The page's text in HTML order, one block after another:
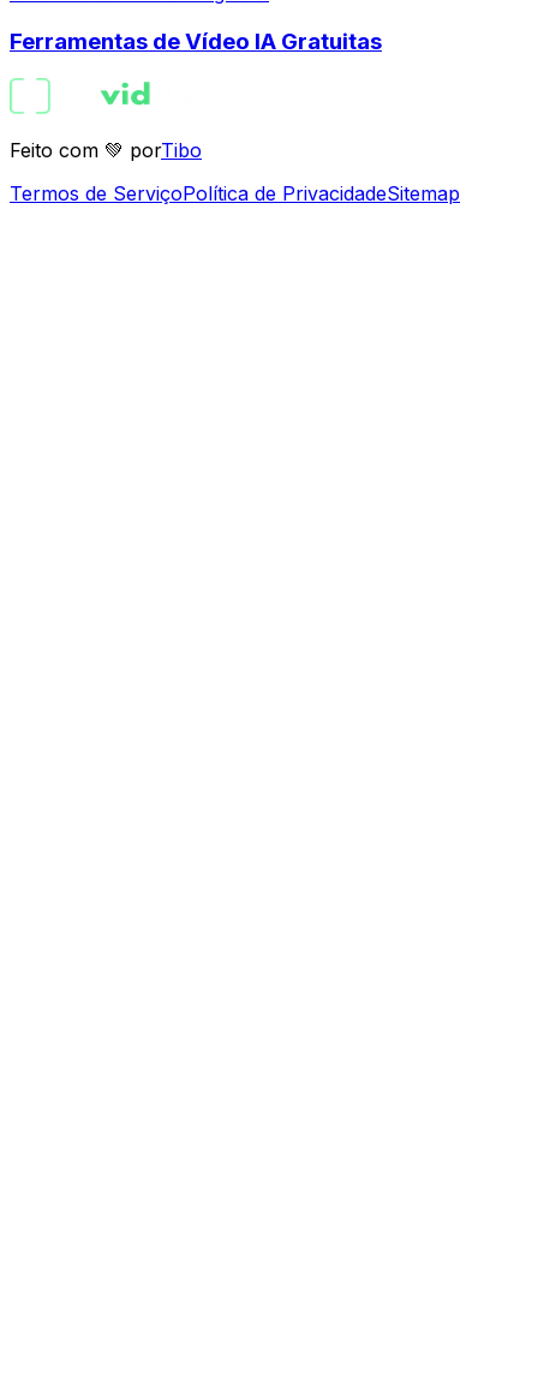
Ferramentas de Vídeo IA Gratuitas
Feito com 💚 porTibo
Termos de ServiçoPolítica de PrivacidadeSitemap